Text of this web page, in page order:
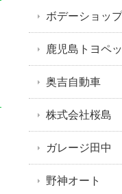
ボデーショッ
鹿児島トヨペ
奥吉自動車
株式会社桜島
ガレージ田中
野神オート